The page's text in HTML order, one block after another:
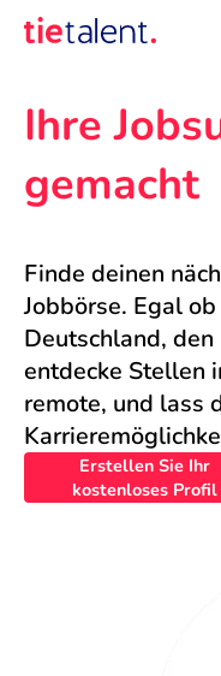
Ihre
gemacht
Finde deinen
Jobbörse. Egal
Deutschland,
entdecke Stellen
remote, und lass
Erstellen Sie Ihr
kostenloses Profil